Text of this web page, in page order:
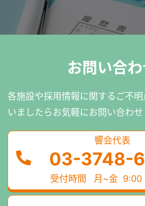
お問い合
各施設や採用情報に関するご不
いましたらお気軽にお問い合わせ
響会代表
03-3748-
受付時間 月~金 9:00